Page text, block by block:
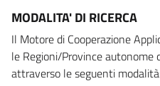
MODALITA' DI RICERCA
Il Motore di Cooperazione
le Regioni/Province
attraverso le seguenti